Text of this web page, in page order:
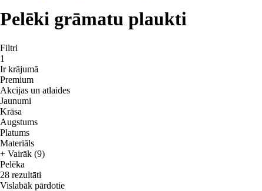
Pelēki grāmatu plaukti
Filtri
1
Ir krājumā
Premium
Akcijas un atlaides
Jaunumi
Krāsa
Augstums
Platums
Materiāls
+ Vairāk (9)
Pelēka
28 rezultāti
Vislabāk pārdotie